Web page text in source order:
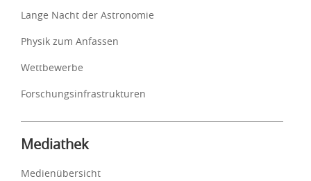
Lange Nacht der Astronomie
Physik zum Anfassen
Wettbewerbe
Forschungsinfrastrukturen
Mediathek
Medienübersicht